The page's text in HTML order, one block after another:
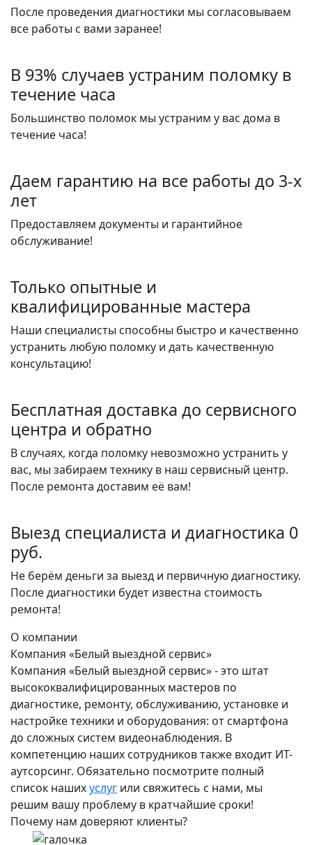
После проведения диагностики мы согласовываем
все работы с вами заранее!
В 93% случаев устраним поломку в
течение часа
Большинство поломок мы устраним у вас дома в
течение часа!
Даем гарантию на все работы до 3-х
лет
Предоставляем документы и гарантийное
обслуживание!
Только опытные и
квалифицированные мастера
Наши специалисты способны быстро и качественно
устранить любую поломку и дать качественную
консультацию!
Бесплатная доставка до сервисного
центра и обратно
В случаях, когда поломку невозможно устранить у
вас, мы забираем технику в наш сервисный центр.
После ремонта доставим её вам!
Выезд специалиста и диагностика 0
руб.
Не берём деньги за выезд и первичную диагностику.
После диагностики будет известна стоимость
ремонта!
О компании
Компания «Белый выездной сервис»
Компания «Белый выездной сервис» - это штат
высококвалифицированных мастеров по
диагностике, ремонту, обслуживанию, установке и
настройке техники и оборудования: от смартфона
до сложных систем видеонаблюдения. В
компетенцию наших сотрудников также входит ИТ-
аутсорсинг. Обязательно посмотрите полный
список нашихуслуг или свяжитесь с нами, мы
решим вашу проблему в кратчайшие сроки!
Почему нам доверяют клиенты?